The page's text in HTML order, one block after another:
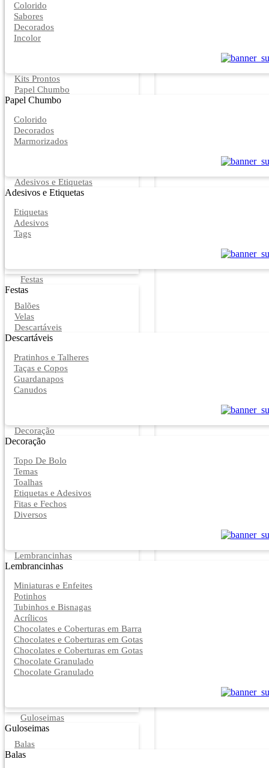
Colorido
Sabores
Decorados
Incolor
Kits Prontos
Papel Chumbo
Papel Chumbo
Colorido
Decorados
Marmorizados
Adesivos e Etiquetas
Adesivos e Etiquetas
Etiquetas
Adesivos
Tags
Festas
Festas
Balões
Velas
Descartáveis
Descartáveis
Pratinhos e Talheres
Taças e Copos
Guardanapos
Canudos
Decoração
Decoração
Topo De Bolo
Temas
Toalhas
Etiquetas e Adesivos
Fitas e Fechos
Diversos
Lembrancinhas
Lembrancinhas
Miniaturas e Enfeites
Potinhos
Tubinhos e Bisnagas
Acrílicos
Chocolates e Coberturas em Barra
Chocolates e Coberturas em Gotas
Chocolates e Coberturas em Gotas
Chocolate Granulado
Chocolate Granulado
Guloseimas
Guloseimas
Balas
Balas